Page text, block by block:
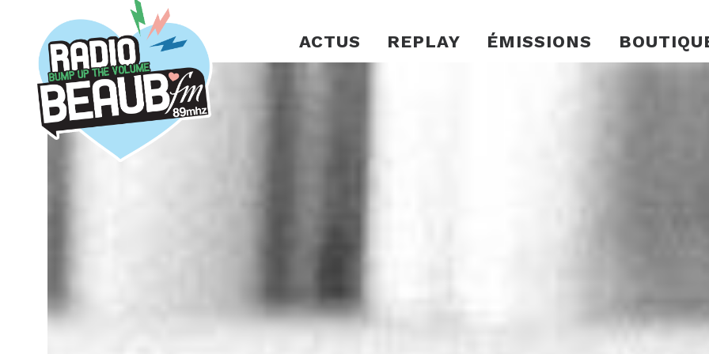
Panneau de gestion des cookies
ACTUS REPLAY ÉMISSIONS